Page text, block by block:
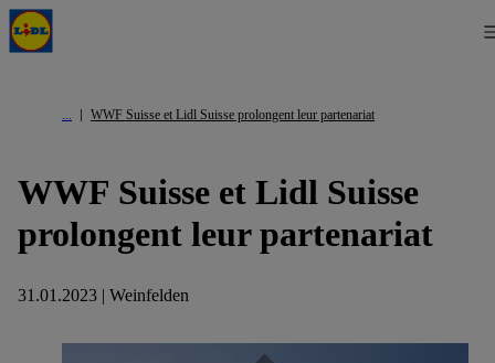
WWF Suisse et Lidl Suisse prolongent leur partenariat
WWF Suisse et Lidl Suisse
prolongent leur partenariat
31.01.2023 | Weinfelden